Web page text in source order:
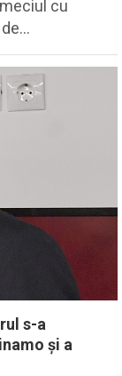
cu
de…
s-a
și a